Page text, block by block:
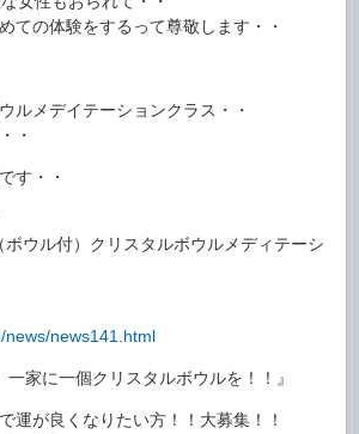
ての体験をするって尊敬します・・
ルメデイテーションクラス・・
・
す・・
ウル付）クリスタルボウルメディテーシ
news141.html
一家に一個クリスタルボウルを！！』
運が良くなりたい方！！大募集！！